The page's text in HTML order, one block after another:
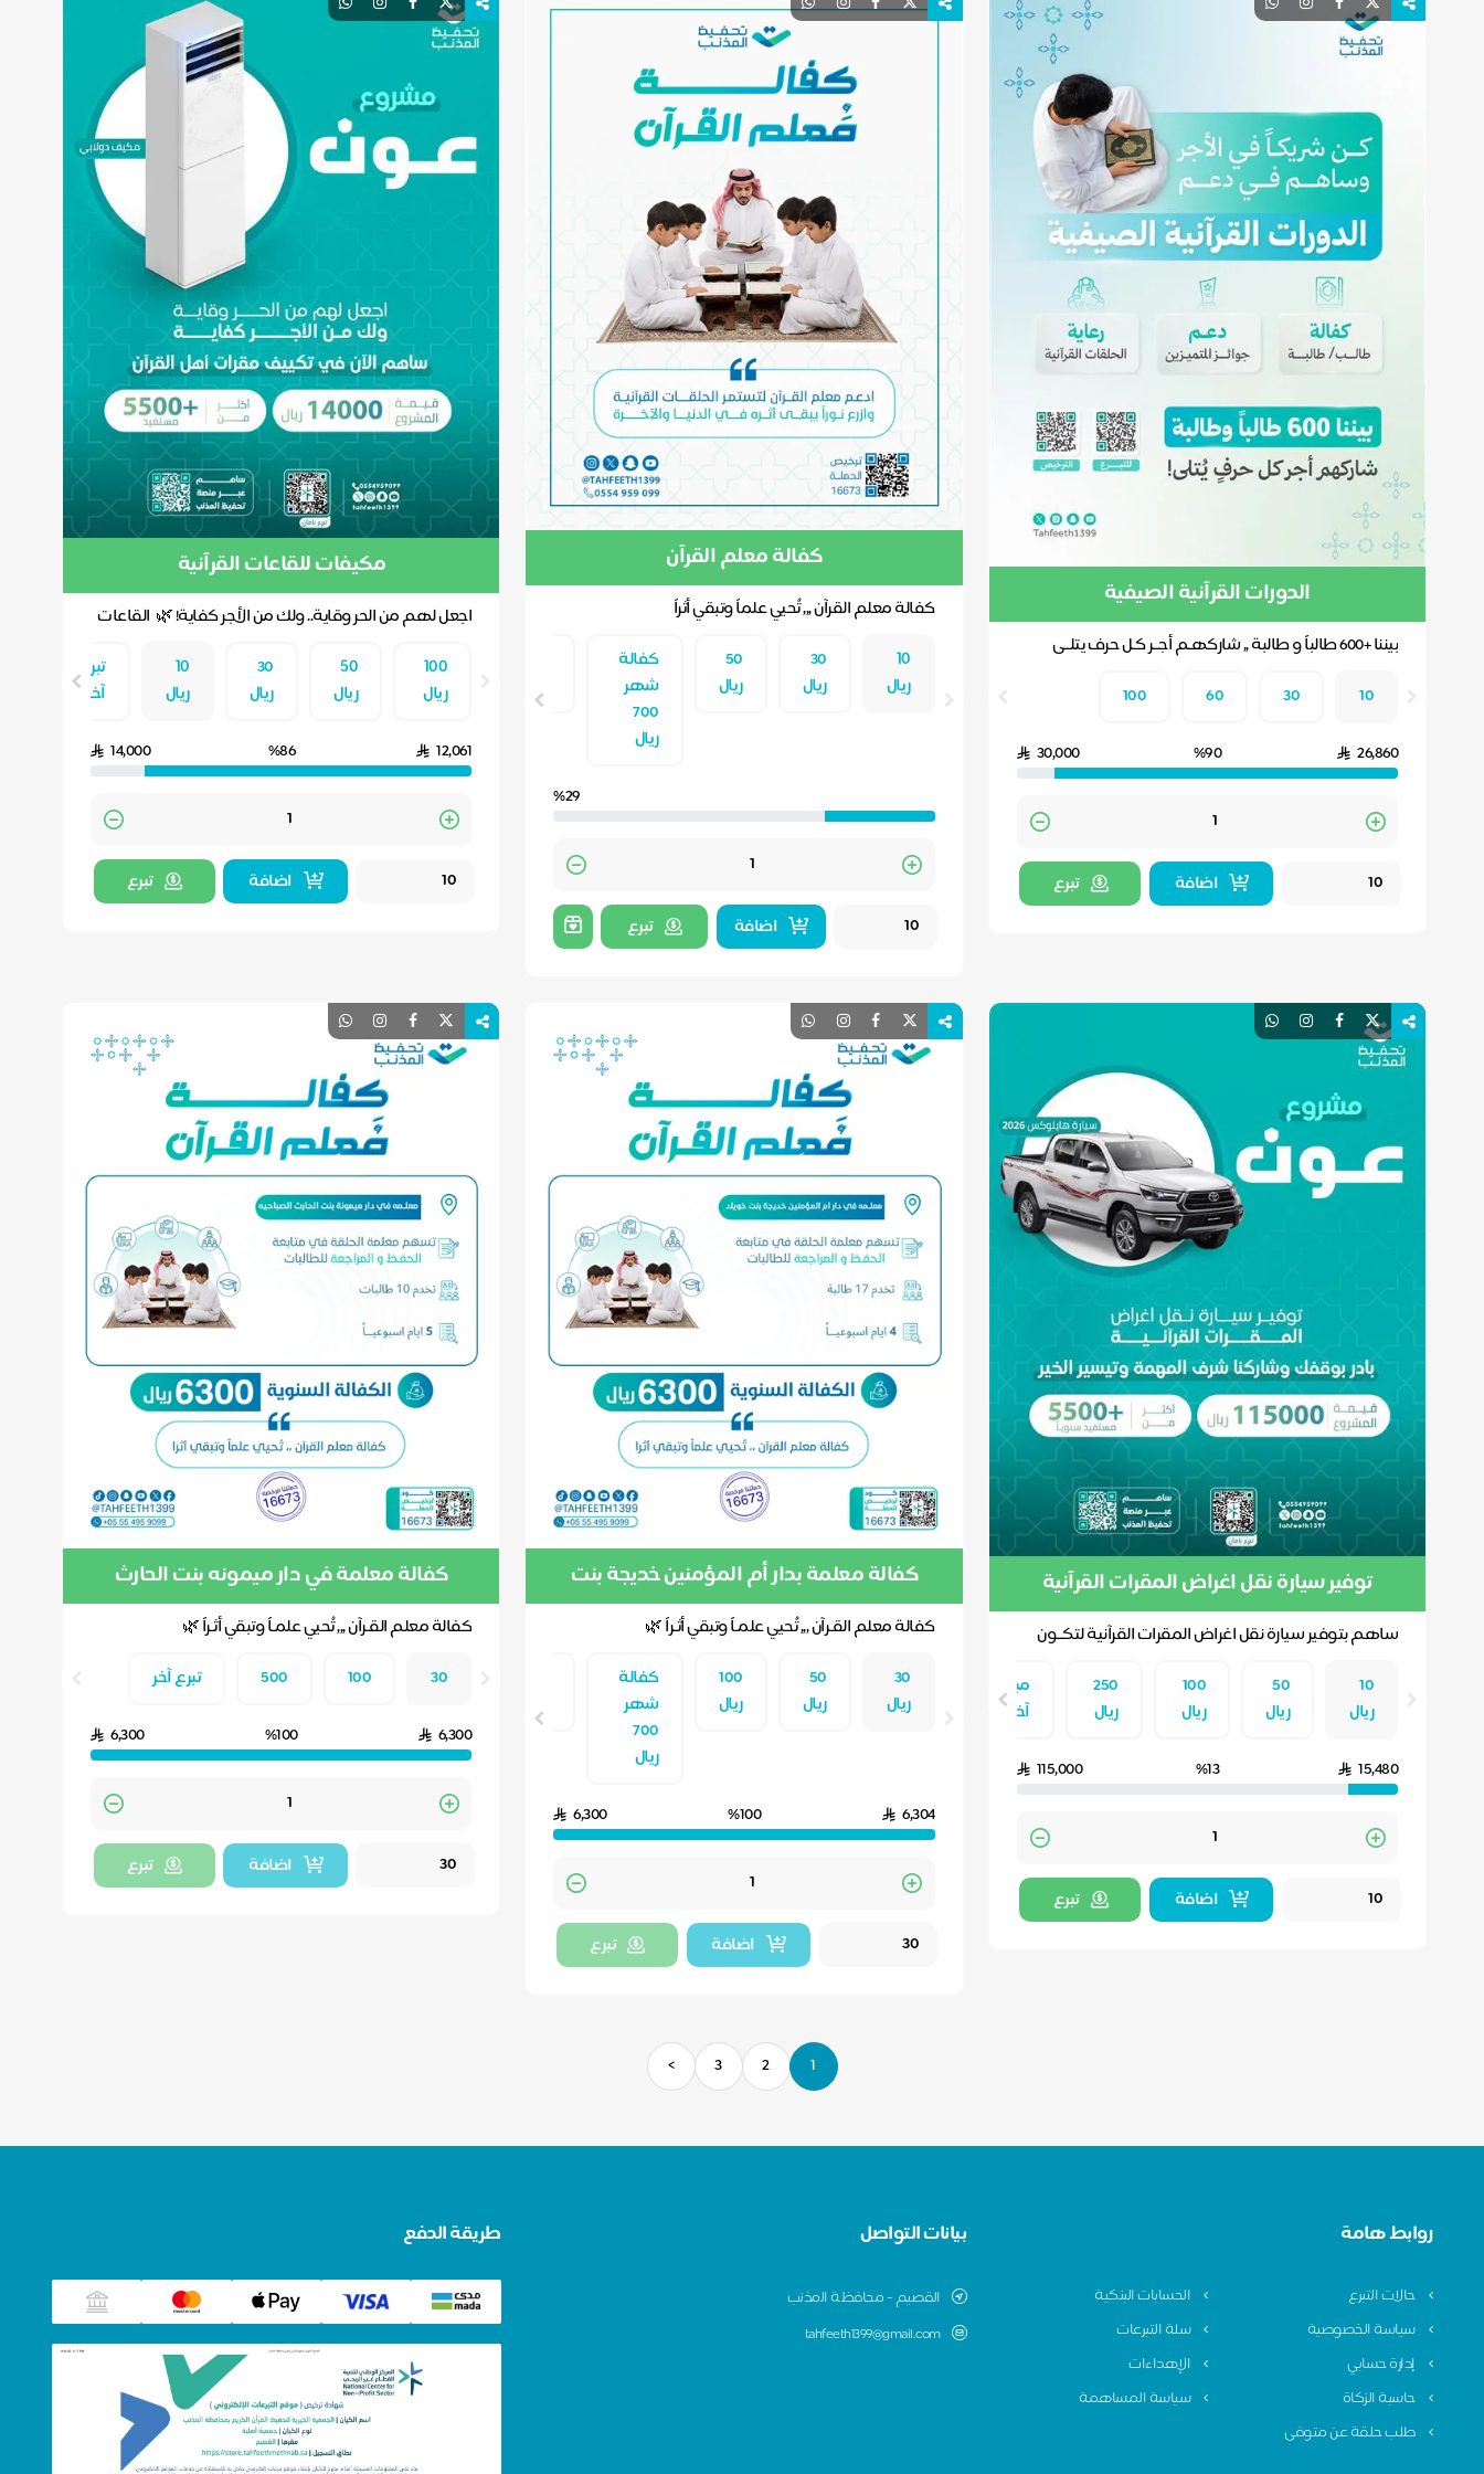
الدورات القرآنية الصيفية
بيننا +600 طالباً و طالبة ,, شاركهـم أجــر كـل حرف يتلــى
10
30
60
100
26,860
%90
30,000
Quantity
اضافة
تبرع
كفالة معلم القرآن
كفالة معلم القرآن ,,, تُحيي علماً وتبقي أثراً
١٠
ريال
30
ريال
50
ريال
كفالة
شهر
700
ريال
%29
Quantity
اضافة
تبرع
مكيفات للقاعات القرآنية
اجعل لهم من الحر وقاية.. ولك من الأجر كفاية! 🌿 القاعات
١٠٠
ريال
٥٠
ريال
30
ريال
١٠
ريال
تبرع
آخر
12,061
%86
14,000
Quantity
اضافة
تبرع
توفير سيارة نقل اغراض المقرات القرآنية
ساهم بتوفير سيارة نقل اغراض المقرات القرآنية لتكــون
10
ريال
50
ريال
100
ريال
250
ريال
مبلغ
آخر
15,480
%13
115,000
Quantity
اضافة
تبرع
كفالة معلمة بدار أم المؤمنين خديجة بنت
خويلد المسائية
كفالة معلم القـرآن ,,, تُحيي علمـاً وتبقي أثـراً 🌿
30
ريال
50
ريال
100
ريال
كفالة
شهر
700
ريال
6,304
%100
6,300
Quantity
اضافة
تبرع
كفالة معلمة في دار ميمونه بنت الحارث
الصباحيه
كفالة معلم القـرآن ,,, تُحيي علمـاً وتبقي أثـراً 🌿
30
100
500 تبرع آخر
6,300
%100
6,300
Quantity
اضافة
تبرع
1
2
3
>
روابط هامة
حالات التبرع
الحسابات البنكية
سياسة الخصوصية
سلة التبرعات
إدارة حسابي
الإهداءات
حاسبة الزكاة
سياسة المساهمة
طلب حلقة عن متوفى
بيانات التواصل
اﻟقصيم - ﻣﺣﺎﻓظﺔ اﻟﻣذﻧب
tahfeeth1399@gmail.com
طريقة الدفع